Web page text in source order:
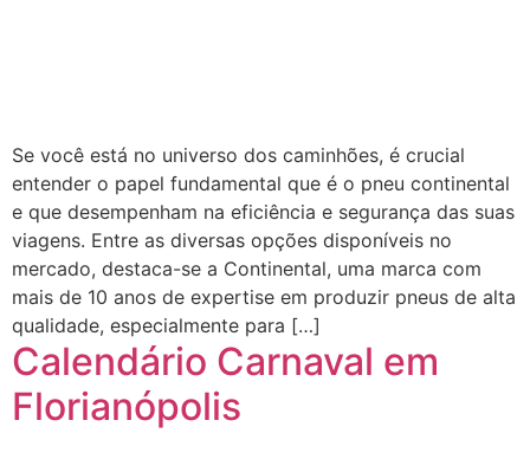
Se você está no universo dos caminhões, é crucial
entender o papel fundamental que é o pneu continental
e que desempenham na eficiência e segurança das suas
viagens. Entre as diversas opções disponíveis no
mercado, destaca-se a Continental, uma marca com
mais de 10 anos de expertise em produzir pneus de alta
qualidade, especialmente para […]
Calendário Carnaval em
Florianópolis